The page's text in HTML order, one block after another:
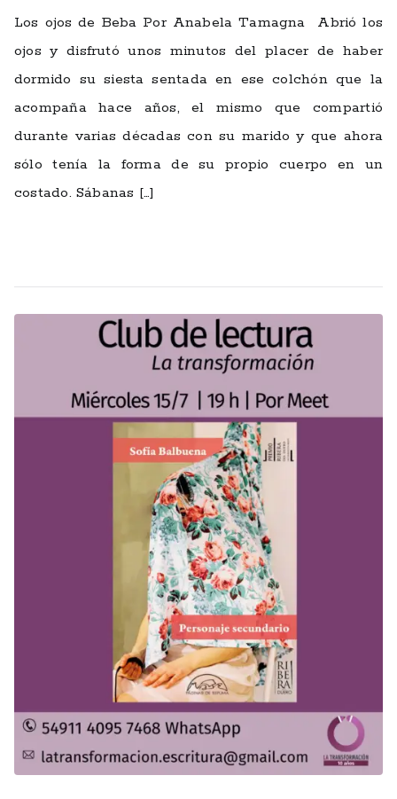
Los ojos de Beba Por Anabela Tamagna Abrió los
ojos y disfrutó unos minutos del placer de haber
dormido su siesta sentada en ese colchón que la
acompaña hace años, el mismo que compartió
durante varias décadas con su marido y que ahora
sólo tenía la forma de su propio cuerpo en un
costado. Sábanas […]